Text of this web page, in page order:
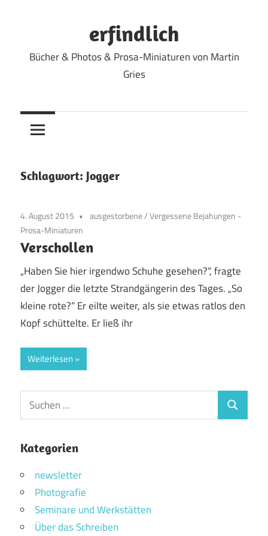
erfindlich
Bücher & Photos & Prosa-Miniaturen von Martin
Gries
Schlagwort: Jogger
4. August 2015 ausgestorbene/Vergessene Bejahungen -
Prosa-Miniaturen
Verschollen
„Haben Sie hier irgendwo Schuhe gesehen?“, fragte
der Jogger die letzte Strandgängerin des Tages. „So
kleine rote?“ Er eilte weiter, als sie etwas ratlos den
Kopf schüttelte. Er ließ ihr
Weiterlesen
Suchen
nach:
Suchen
Kategorien
newsletter
Photografie
Seminare und Werkstätten
Über das Schreiben